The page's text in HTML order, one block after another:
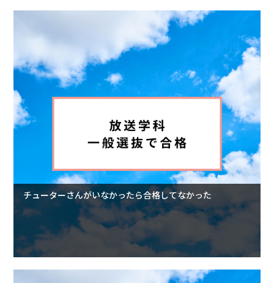
チューターさんがいなかったら合格してなかった